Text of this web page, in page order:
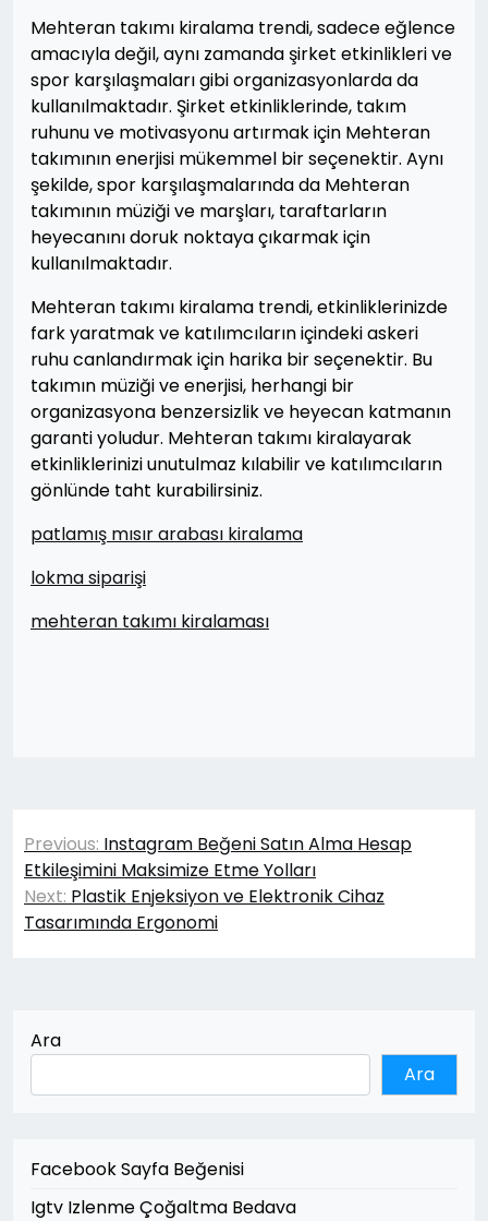
Mehteran takımı kiralama trendi, sadece eğlence
amacıyla değil, aynı zamanda şirket etkinlikleri ve
spor karşılaşmaları gibi organizasyonlarda da
kullanılmaktadır. Şirket etkinliklerinde, takım
ruhunu ve motivasyonu artırmak için Mehteran
takımının enerjisi mükemmel bir seçenektir. Aynı
şekilde, spor karşılaşmalarında da Mehteran
takımının müziği ve marşları, taraftarların
heyecanını doruk noktaya çıkarmak için
kullanılmaktadır.
Mehteran takımı kiralama trendi, etkinliklerinizde
fark yaratmak ve katılımcıların içindeki askeri
ruhu canlandırmak için harika bir seçenektir. Bu
takımın müziği ve enerjisi, herhangi bir
organizasyona benzersizlik ve heyecan katmanın
garanti yoludur. Mehteran takımı kiralayarak
etkinliklerinizi unutulmaz kılabilir ve katılımcıların
gönlünde taht kurabilirsiniz.
patlamış mısır arabası kiralama
lokma siparişi
mehteran takımı kiralaması
Yazı
gezinmesi
Previous: Instagram Beğeni Satın Alma Hesap
Etkileşimini Maksimize Etme Yolları
Next: Plastik Enjeksiyon ve Elektronik Cihaz
Tasarımında Ergonomi
Ara
Ara
Facebook Sayfa Beğenisi
Igtv Izlenme Çoğaltma Bedava